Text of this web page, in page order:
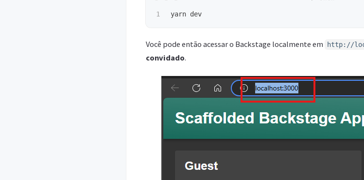
Você pode então acessar o Backstage localmente em http://
convidado.